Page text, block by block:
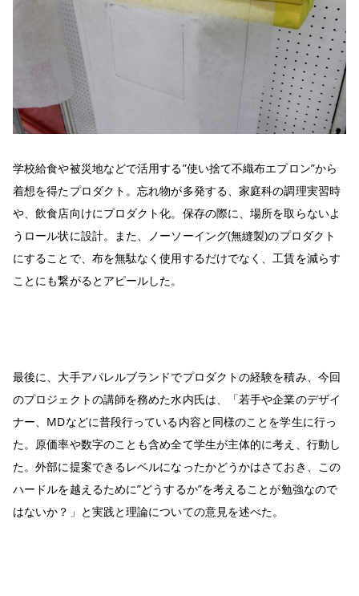
学校給食や被災地などで活用する”使い捨て不織布エプロン”から
着想を得たプロダクト。忘れ物が多発する、家庭科の調理実習時
や、飲食店向けにプロダクト化。保存の際に、場所を取らないよ
うロール状に設計。また、ノーソーイング(無縫製)のプロダクト
にすることで、布を無駄なく使用するだけでなく、工賃を減らす
ことにも繋がるとアピールした。
最後に、大手アパレルブランドでプロダクトの経験を積み、今回
のプロジェクトの講師を務めた水内氏は、「若手や企業のデザイ
ナー、 MDなどに普段行っている内容と同様のことを学生に行っ
た。原価率や数字のことも含め全て学生が主体的に考え、行動し
た。外部に提案できるレベルになったかどうかはさておき、この
ハードルを越えるために”どうするか”を考えることが勉強なので
はないか？」と実践と理論についての意見を述べた。